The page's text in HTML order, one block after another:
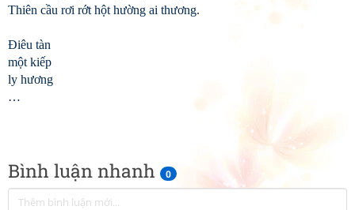
Bình luận nhanh 0
Thiên cầu rơi rớt hột hường ai thương.
Điêu tàn
một kiếp
ly hương
…